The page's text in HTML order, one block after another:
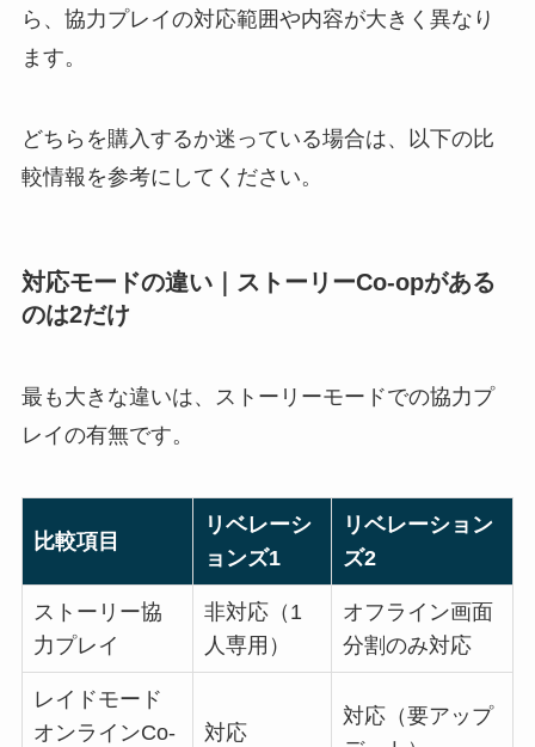
ら、協力プレイの対応範囲や内容が大きく異なり
ます。
どちらを購入するか迷っている場合は、以下の比
較情報を参考にしてください。
対応モードの違い｜ストーリーCo-opがある
のは2だけ
最も大きな違いは、ストーリーモードでの協力プ
レイの有無です。
比較項目
リベレーシ
ョンズ1
リベレーション
ズ2
ストーリー協
力プレイ
非対応（1
人専用）
オフライン画面
分割のみ対応
レイドモード
オンラインCo-
対応
対応（要アップ